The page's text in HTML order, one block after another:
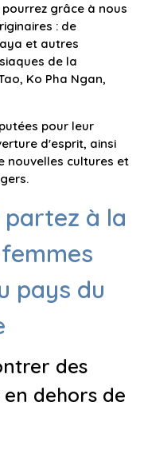
grâce à nous
: de
et autres
de la
Ko Pha Ngan,
pour leur
d'esprit, ainsi
nouvelles cultures et
partez à la
pays du
des
dehors de